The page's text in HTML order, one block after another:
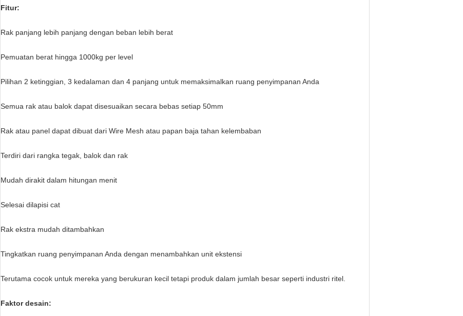
Fitur:
Rak panjang lebih panjang dengan beban lebih berat
Pemuatan berat hingga 1000kg per level
Pilihan 2 ketinggian, 3 kedalaman dan 4 panjang untuk memaksimalkan ruang penyimpanan Anda
Semua rak atau balok dapat disesuaikan secara bebas setiap 50mm
Rak atau panel dapat dibuat dari Wire Mesh atau papan baja tahan kelembaban
Terdiri dari rangka tegak, balok dan rak
Mudah dirakit dalam hitungan menit
Selesai dilapisi cat
Rak ekstra mudah ditambahkan
Tingkatkan ruang penyimpanan Anda dengan menambahkan unit ekstensi
Terutama cocok untuk mereka yang berukuran kecil tetapi produk dalam jumlah besar seperti industri ritel.
Faktor desain: